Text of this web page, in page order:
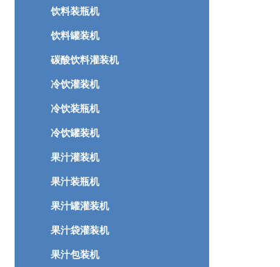
饮料装瓶机
饮料罐装机
碳酸饮料灌装机
冷饮灌装机
冷饮装瓶机
冷饮罐装机
果汁灌装机
果汁装瓶机
果汁罐灌装机
果汁袋灌装机
果汁包装机